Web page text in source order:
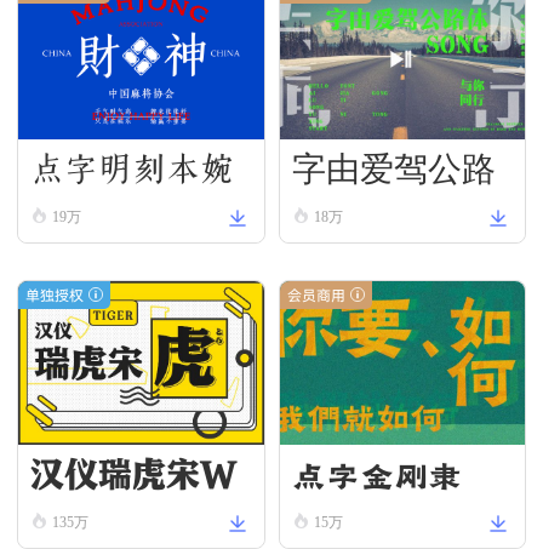
点字明刻本婉
宋19万
字由爱驾公路
体-宋
18万
单独授权
汉仪瑞虎宋W
135万
会员商用
点字金刚隶
15万